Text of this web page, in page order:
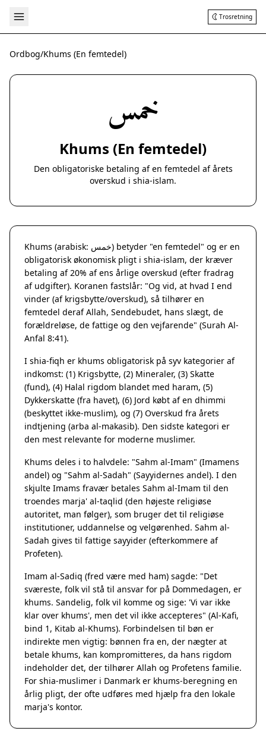
Trosretning
Ordbog/Khums (En femtedel)
خمس
Khums (En femtedel)
Den obligatoriske betaling af en femtedel af årets
overskud i shia-islam.
Khums (arabisk: خمس) betyder "en femtedel" og er en
obligatorisk økonomisk pligt i shia-islam, der kræver
betaling af 20% af ens årlige overskud (efter fradrag
af udgifter). Koranen fastslår: "Og vid, at hvad I end
vinder (af krigsbytte/overskud), så tilhører en
femtedel deraf Allah, Sendebudet, hans slægt, de
forældreløse, de fattige og den vejfarende" (Surah Al-
Anfal 8:41).
I shia-fiqh er khums obligatorisk på syv kategorier af
indkomst: (1) Krigsbytte, (2) Mineraler, (3) Skatte
(fund), (4) Halal rigdom blandet med haram, (5)
Dykkerskatte (fra havet), (6) Jord købt af en dhimmi
(beskyttet ikke-muslim), og (7) Overskud fra årets
indtjening (arba al-makasib). Den sidste kategori er
den mest relevante for moderne muslimer.
Khums deles i to halvdele: "Sahm al-Imam" (Imamens
andel) og "Sahm al-Sadah" (Sayyidernes andel). I den
skjulte Imams fravær betales Sahm al-Imam til den
troendes marja' al-taqlid (den højeste religiøse
autoritet, man følger), som bruger det til religiøse
institutioner, uddannelse og velgørenhed. Sahm al-
Sadah gives til fattige sayyider (efterkommere af
Profeten).
Imam al-Sadiq (fred være med ham) sagde: "Det
sværeste, folk vil stå til ansvar for på Dommedagen, er
khums. Sandelig, folk vil komme og sige: 'Vi var ikke
klar over khums', men det vil ikke accepteres" (Al-Kafi,
bind 1, Kitab al-Khums). Forbindelsen til bøn er
indirekte men vigtig: bønnen fra en, der nægter at
betale khums, kan kompromitteres, da hans rigdom
indeholder det, der tilhører Allah og Profetens familie.
For shia-muslimer i Danmark er khums-beregning en
årlig pligt, der ofte udføres med hjælp fra den lokale
marja's kontor.